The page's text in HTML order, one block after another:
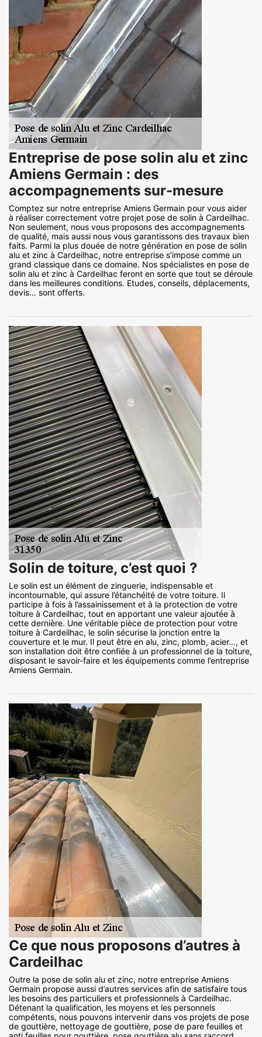
Entreprise de pose solin alu et zinc
Amiens Germain : des
accompagnements sur-mesure
Comptez sur notre entreprise Amiens Germain pour vous aider
à réaliser correctement votre projet pose de solin à Cardeilhac.
Non seulement, nous vous proposons des accompagnements
de qualité, mais aussi nous vous garantissons des travaux bien
faits. Parmi la plus douée de notre génération en pose de solin
alu et zinc à Cardeilhac, notre entreprise s’impose comme un
grand classique dans ce domaine. Nos spécialistes en pose de
solin alu et zinc à Cardeilhac feront en sorte que tout se déroule
dans les meilleures conditions. Etudes, conseils, déplacements,
devis… sont offerts.
Solin de toiture, c’est quoi ?
Le solin est un élément de zinguerie, indispensable et
incontournable, qui assure l’étanchéité de votre toiture. Il
participe à fois à l’assainissement et à la protection de votre
toiture à Cardeilhac, tout en apportant une valeur ajoutée à
cette dernière. Une véritable pièce de protection pour votre
toiture à Cardeilhac, le solin sécurise la jonction entre la
couverture et le mur. Il peut être en alu, zinc, plomb, acier…, et
son installation doit être confiée à un professionnel de la toiture,
disposant le savoir-faire et les équipements comme l’entreprise
Amiens Germain.
Ce que nous proposons d’autres à
Cardeilhac
Outre la pose de solin alu et zinc, notre entreprise Amiens
Germain propose aussi d’autres services afin de satisfaire tous
les besoins des particuliers et professionnels à Cardeilhac.
Détenant la qualification, les moyens et les personnels
compétents, nous pouvons intervenir dans vos projets de pose
de gouttière, nettoyage de gouttière, pose de pare feuilles et